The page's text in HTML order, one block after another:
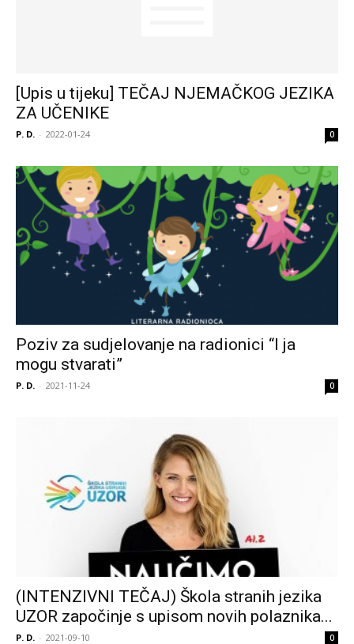
[Upis u tijeku] TEČAJ NJEMAČKOG JEZIKA
ZA UČENIKE
P. D. - 2022-01-24 0
Poziv za sudjelovanje na radionici “I ja
mogu stvarati”
P. D. - 2021-11-24 0
(INTENZIVNI TEČAJ) Škola stranih jezika
UZOR započinje s upisom novih polaznika...
P. D. - 2021-09-10 0